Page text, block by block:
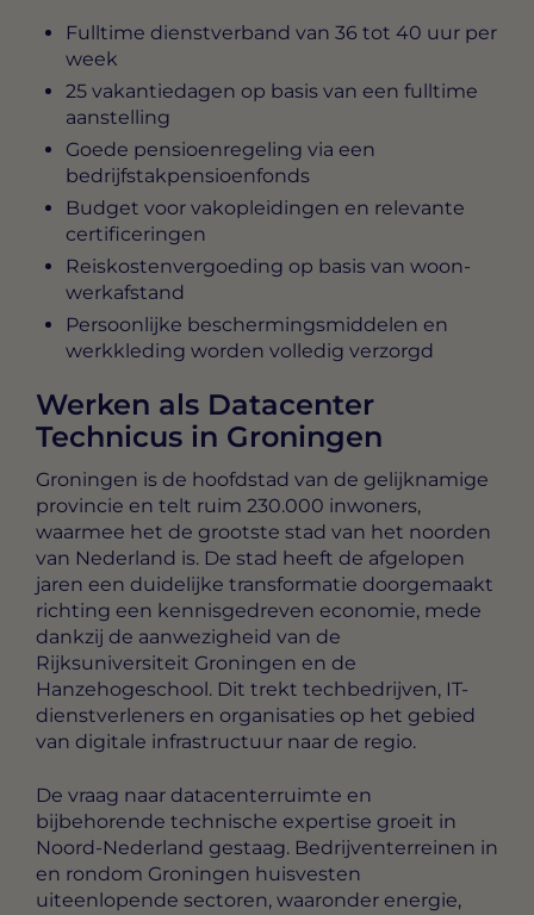
Fulltime dienstverband van 36 tot 40 uur per
week
25 vakantiedagen op basis van een fulltime
aanstelling
Goede pensioenregeling via een
bedrijfstakpensioenfonds
Budget voor vakopleidingen en relevante
certificeringen
Reiskostenvergoeding op basis van woon-
werkafstand
Persoonlijke beschermingsmiddelen en
werkkleding worden volledig verzorgd
Werken als Datacenter
Technicus in Groningen
Groningen is de hoofdstad van de gelijknamige
provincie en telt ruim 230.000 inwoners,
waarmee het de grootste stad van het noorden
van Nederland is. De stad heeft de afgelopen
jaren een duidelijke transformatie doorgemaakt
richting een kennisgedreven economie, mede
dankzij de aanwezigheid van de
Rijksuniversiteit Groningen en de
Hanzehogeschool. Dit trekt techbedrijven, IT-
dienstverleners en organisaties op het gebied
van digitale infrastructuur naar de regio.
De vraag naar datacenterruimte en
bijbehorende technische expertise groeit in
Noord-Nederland gestaag. Bedrijventerreinen in
en rondom Groningen huisvesten
uiteenlopende sectoren, waaronder energie,